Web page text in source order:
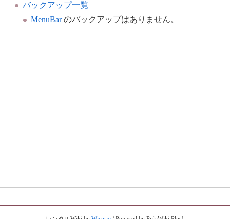
バックアップ一覧
MenuBarのバックアップはありません。